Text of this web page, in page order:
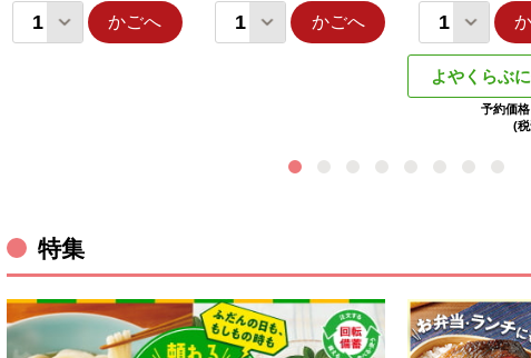
かごへ かごへ
よやくらぶ
予約価格
(
特集